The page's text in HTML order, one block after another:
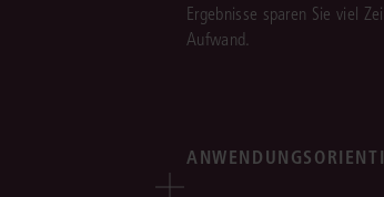
Ergebnisse sparen Sie viel
Aufwand.